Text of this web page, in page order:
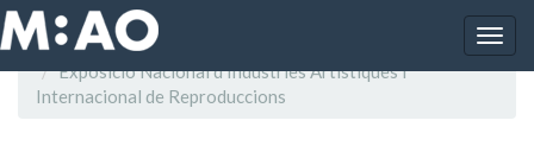
Vés al contingut
Inici
Exposició Nacional d'Indústries Artístiques i
Internacional de Reproduccions